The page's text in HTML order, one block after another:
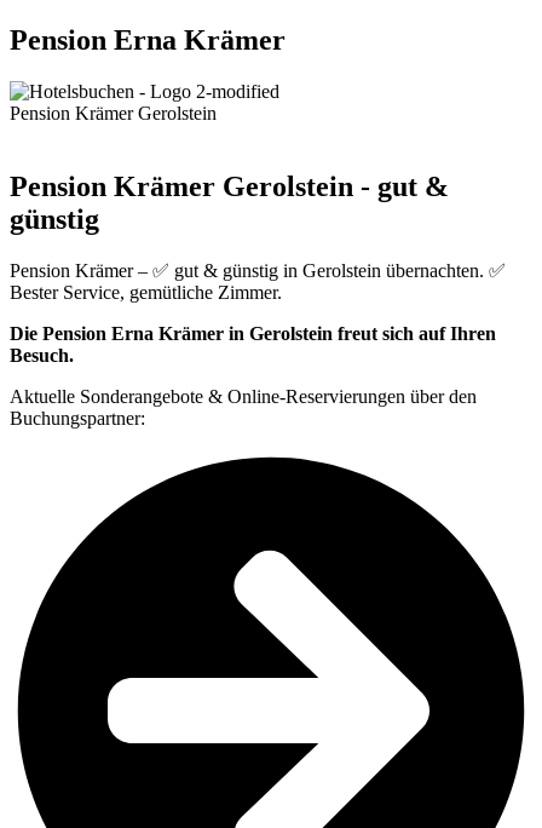
Pension Erna Krämer
Pension Krämer Gerolstein
Pension Krämer Gerolstein - gut &
günstig
Pension Krämer – ✅ gut & günstig in Gerolstein übernachten. ✅
Bester Service, gemütliche Zimmer.
Die Pension Erna Krämer in Gerolstein freut sich auf Ihren
Besuch.
Aktuelle Sonderangebote & Online-Reservierungen über den
Buchungspartner: